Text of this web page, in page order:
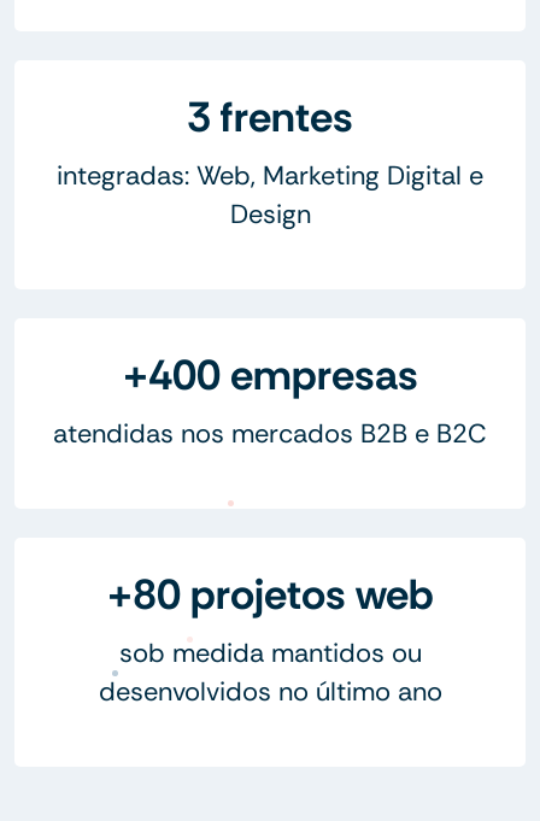
3 frentes
integradas: Web, Marketing Digital e
Design
+400 empresas
atendidas nos mercados B2B e B2C
+80 projetos web
sob medida mantidos ou
desenvolvidos no último ano